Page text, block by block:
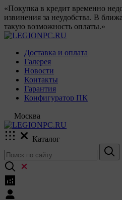
«Покупка в кредит временно
извинения за неудобства. В
такую возможность оплаты.»
Доставка и оплата
Галерея
Новости
Контакты
Гарантия
Конфигуратор ПК
Москва
Каталог